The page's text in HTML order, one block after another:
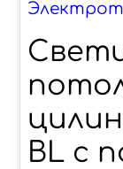
BL с